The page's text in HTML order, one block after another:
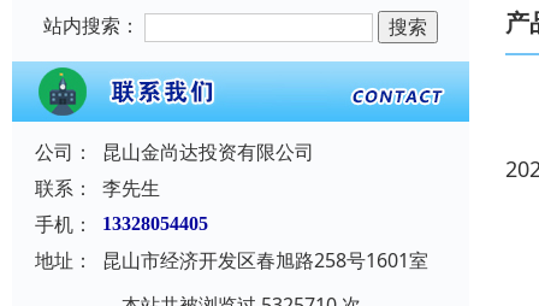
站内搜索：
公司：
昆山金尚达投资有限公司
联系：
李先生
手机：
13328054405
地址：
昆山市经济开发区春旭路258号1601室
产